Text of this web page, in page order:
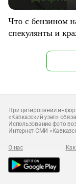
Что с бензином
спекулянты и
При цитировании
«Кавказский узел»
Использование фото
Интернет-СМИ
О нас